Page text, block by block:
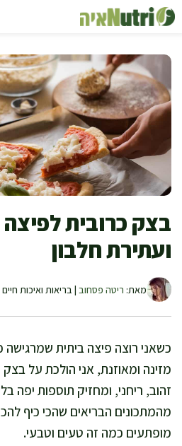
לדלג
לתוכן
בצק כרובית
ועתירת חלבון
מאת: ריטה פסחוב | בריאות ואיכות חיים
כשאני רוצה פיצה ביתית
מזינה ומאוזנת, אני הולכת על בצק
זהוב, ריחני, ומחזיק תוספות יפה
מהמתכונים הבריאים שהכי כיף
מופתעים כמה זה טעים וטבעי.